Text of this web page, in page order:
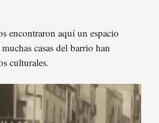
encontraron aquí un espacio
casas del barrio han
culturales.